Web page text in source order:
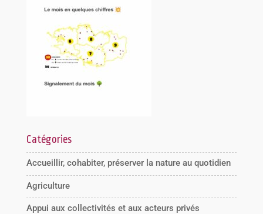
Catégories
Accueillir, cohabiter, préserver la nature au quotidien
Agriculture
Appui aux collectivités et aux acteurs privés